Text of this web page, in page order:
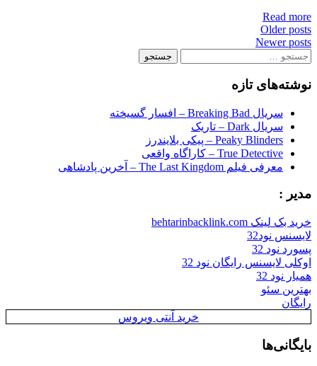
Read more
Posts
navigation
Older posts
Newer posts
جستجو
نوشته‌های تازه
سریال Breaking Bad – افسار گسیخته
سریال Dark – تاریک
Peaky Blinders – پیکی بلایندرز
True Detective – کاراگاه واقعی
معرفی فیلم The Last Kingdom – آخرین پادشاهی
مدیر :
خرید بک لینک behtarinbacklink.com
لایسنس نود32
پسورد نود 32
اوکلی لایسنس رایگان نود 32
همیار نود 32
بهترین سئو
رایگان
خرید آنتی ویروس
بایگانی‌ها